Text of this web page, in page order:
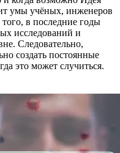
умы учёных, инженеров
в последние годы
исследований и
Следовательно,
создать постоянные
это может случиться.